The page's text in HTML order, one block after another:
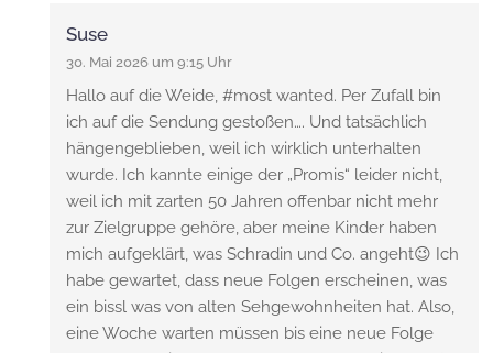
Suse
30. Mai 2026 um 9:15 Uhr
Hallo auf die Weide, #most wanted. Per Zufall bin
ich auf die Sendung gestoßen…. Und tatsächlich
hängengeblieben, weil ich wirklich unterhalten
wurde. Ich kannte einige der „Promis“ leider nicht,
weil ich mit zarten 50 Jahren offenbar nicht mehr
zur Zielgruppe gehöre, aber meine Kinder haben
mich aufgeklärt, was Schradin und Co. angeht😉 Ich
habe gewartet, dass neue Folgen erscheinen, was
ein bissl was von alten Sehgewohnheiten hat. Also,
eine Woche warten müssen bis eine neue Folge